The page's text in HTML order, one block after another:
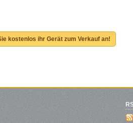
kostenlos ihr Gerät zum Verkauf an!